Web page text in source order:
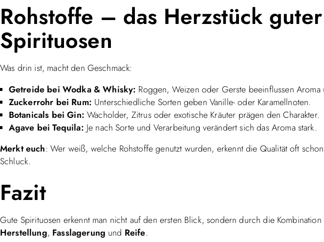
Rohstoffe – das Herzstück guter
Spirituosen
Was drin ist, macht den Geschmack:
Getreide bei Wodka & Whisky: Roggen, Weizen oder Gerste beeinflussen
Zuckerrohr bei Rum: Unterschiedliche Sorten geben Vanille- oder Karamellnoten.
Botanicals bei Gin: Wacholder, Zitrus oder exotische Kräuter prägen den Charakter.
Agave bei Tequila: Je nach Sorte und Verarbeitung verändert sich das Aroma stark.
Merkt euch: Wer weiß, welche Rohstoffe genutzt wurden, erkennt die Qualität oft
Schluck.
Fazit
Gute Spirituosen erkennt man nicht auf den ersten Blick, sondern durch die Kombination
Herstellung, Fasslagerung und Reife.